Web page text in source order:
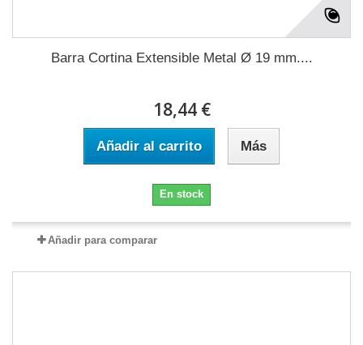
Barra Cortina Extensible Metal Ø 19 mm....
18,44 €
Añadir al carrito Más
En stock
Añadir para comparar